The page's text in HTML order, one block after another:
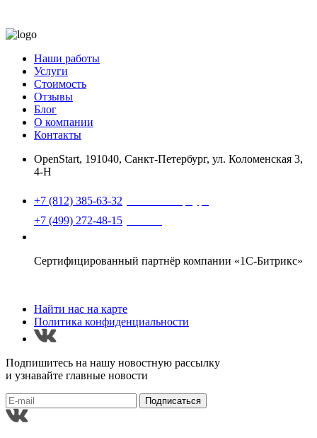
Наши работы
Услуги
Стоимость
Отзывы
Блог
О компании
Контакты
OpenStart, 191040, Санкт-Петербург, ул. Коломенская 3,
4-Н
+7 (812) 385-63-32
+7 (499) 272-48-15
Сертифицированный партнёр компании «1С-Битрикс»
Найти нас на карте
Политика конфиденциальности
Подпишитесь на нашу новостную рассылку
и узнавайте главные новости
Подписаться